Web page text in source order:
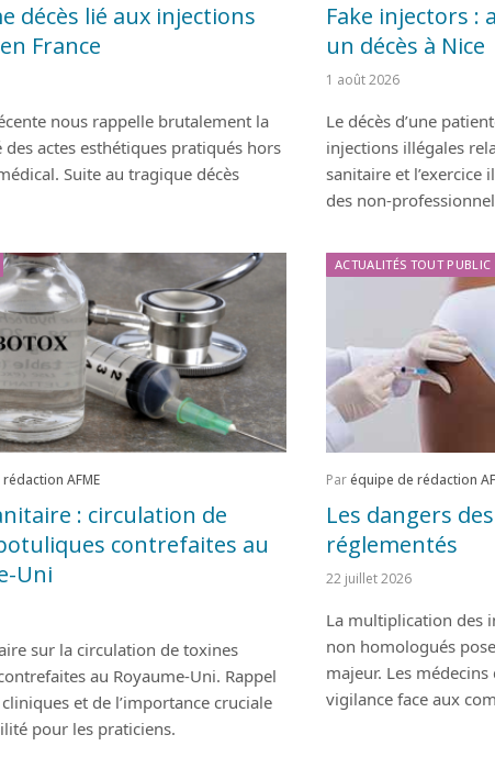
décès lié aux injections
France
nous rappelle brutalement la
des actes esthétiques pratiqués hors
Suite au tragique décès
Fake injectors :
un décès à Nice
1 août 2026
Le décès d’une
injections illégales
sanitaire et l’exercice
des non-
AFME
: circulation de
contrefaites au
Uni
sur la circulation de toxines
au Royaume-Uni. Rappel
et de l’importance cruciale
pour les praticiens.
ACTUALITÉS TOUT PUBLIC
Paréquipe de rédaction
Les dangers
réglementés
22 juillet 2026
La multiplication des
non homologués
majeur. Les
vigilance face aux